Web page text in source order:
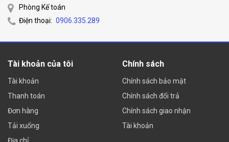
Phòng Kế toán
Điện thoại: 0906.335.289
Tài khoản của tôi
Tài khoản
Thanh toán
Đơn hàng
Tải xuống
Địa chỉ
Chính sách
Chính sách bảo mật
Chính sách đổi trả
Chính sách giao nhận
Tài khoản